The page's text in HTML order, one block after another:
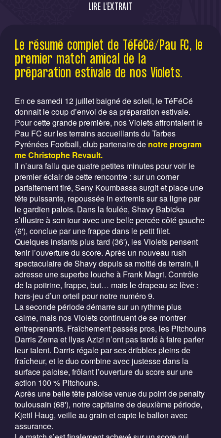
LIRE L'EXTRAIT
Le TéFéCé partage une nouvelle fois les
points avec le Pau FC en match amical
Le résumé complet de TéFéCé/Pau FC, le
premier match amical de la
préparation estivale de nos Violets.
En ce samedi 12 juillet baigné de soleil, le TéFéCé
donnait le coup d’envoi de sa préparation estivale.
Pour cette grande première, nos Violets affrontaient le
Pau FC sur les terrains accueillants du Tarbes
Pyrénées Football, club partenaire de notre program
me Christophe Revault.
Il n’aura fallu que quatre petites minutes pour voir le
premier éclair de cette rencontre : sur un corner
parfaitement tiré, Seny Koumbassa surgit et place une
tête puissante, repoussée in extremis sur sa ligne par
le gardien palois. Dans la foulée, Shavy Babicka
s’illustre à son tour avec une belle percée côté gauche
(6'), conclue par une frappe dans le petit filet.
Quelques instants plus tard (36'), les Violets pensent
tenir l’ouverture du score. Après un nouveau rush
spectaculaire de Shavy depuis sa moitié de terrain, il
adresse une superbe louche à Frank Magri. Contrôle
de la poitrine, frappe, but… mais le drapeau se lève :
hors-jeu d’un orteil pour notre numéro 9.
La seconde période démarre sur un rythme plus
calme, mais nos Violets continuent de se montrer
entreprenants. Fraîchement passés pros, les Pitchouns
Darris Zema et Ilyas Azizi n’ont pas tardé à faire parler
leur talent. Darris régale par ses dribbles pleins de
fraîcheur, et le duo combine avec justesse dans la
surface paloise, frôlant l’ouverture du score sur une
action 100 % Pitchouns.
Après une belle tête paloise venue du point de penalty
toulousain (68'), notre capitaine de deuxième période,
Kjetil Haug, veille au grain et capte le ballon avec
assurance.